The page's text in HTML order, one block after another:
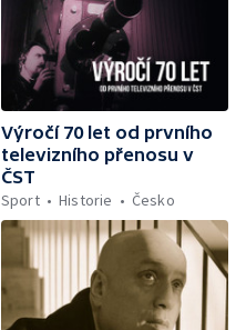
Výročí 70 let od prvního
televizního přenosu v
ČST
Sport
Historie Česko